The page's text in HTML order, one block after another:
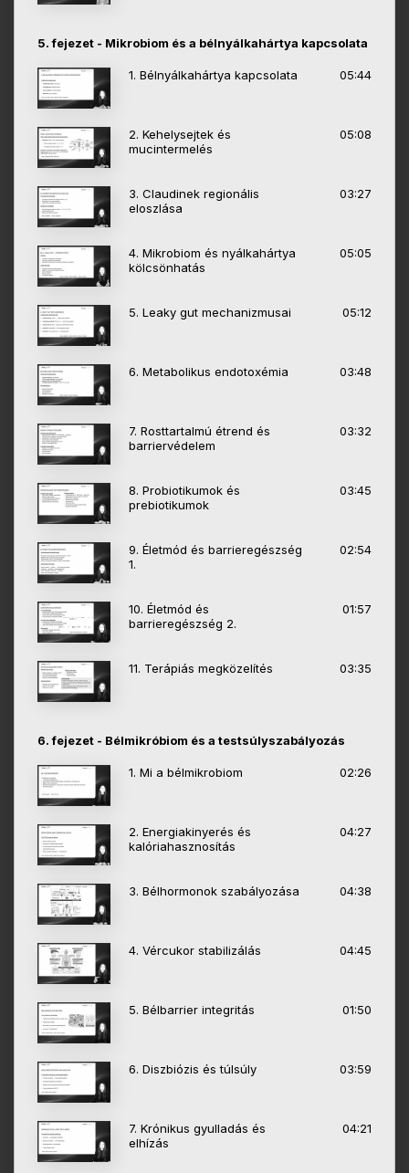
5. fejezet - Mikrobiom és a bélnyálkahártya kapcsolata
1. Bélnyálkahártya kapcsolata 05:44
2. Kehelysejtek és
mucintermelés
05:08
3. Claudinek regionális
eloszlása
03:27
4. Mikrobiom és nyálkahártya
kölcsönhatás
05:05
5. Leaky gut mechanizmusai 05:12
6. Metabolikus endotoxémia 03:48
7. Rosttartalmú étrend és
barriervédelem
03:32
8. Probiotikumok és
prebiotikumok
03:45
9. Életmód és barrieregészség
1.
02:54
10. Életmód és
barrieregészség 2.
01:57
11. Terápiás megközelítés 03:35
6. fejezet - Bélmikróbiom és a testsúlyszabályozás
1. Mi a bélmikrobiom 02:26
2. Energiakinyerés és
kalóriahasznosítás
04:27
3. Bélhormonok szabályozása 04:38
4. Vércukor stabilizálás 04:45
5. Bélbarrier integritás 01:50
6. Diszbiózis és túlsúly 03:59
7. Krónikus gyulladás és
elhízás
04:21